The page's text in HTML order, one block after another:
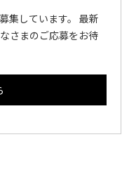
集しています。 最新
さまのご応募をお待